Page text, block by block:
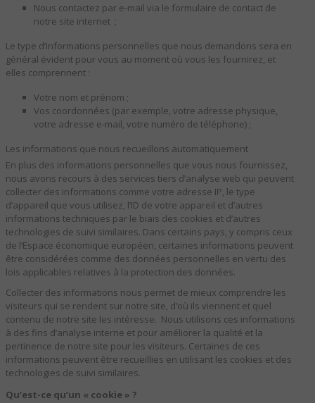
Nous contactez par e-mail via le formulaire de contact de
notre site internet ;
Le type d’informations personnelles que nous demandons sera en
général évident pour vous au moment où vous les fournirez, et
elles comprennent :
Votre nom et prénom ;
Vos coordonnées (par exemple, votre adresse physique,
votre adresse e-mail, votre numéro de téléphone) ;
Les informations que nous recueillons automatiquement
En plus des informations personnelles que vous nous fournissez,
nous avons recours à des services tiers d’analyse web qui peuvent
collecter des informations comme votre adresse IP, le type
d’appareil que vous utilisez, l’ID de votre appareil et d’autres
informations techniques par le biais des cookies et d’autres
technologies de suivi similaires. Dans certains pays, y compris ceux
de l’Espace économique européen, certaines informations peuvent
être considérées comme des données personnelles en vertu des
lois applicables relatives à la protection des données.
Collecter des informations nous permet de mieux comprendre les
visiteurs qui se rendent sur notre site, d’où ils viennent et quel
contenu de notre site les intéresse. Nous utilisons ces informations
à des fins d’analyse interne et pour améliorer la qualité et la
pertinence de notre site pour les visiteurs. Certaines de ces
informations peuvent être recueillies en utilisant les cookies et des
technologies de suivi similaires.
Qu’est-ce qu’un « cookie » ?